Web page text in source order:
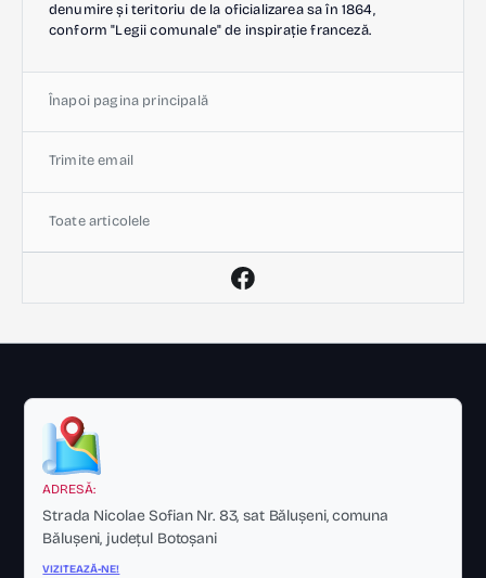
denumire și teritoriu de la oficializarea sa în 1864,
conform "Legii comunale" de inspirație franceză.
Înapoi pagina principală
Trimite email
Toate articolele
ADRESĂ:
Strada Nicolae Sofian Nr. 83, sat Bălușeni, comuna
Bălușeni, județul Botoșani
VIZITEAZĂ-NE!